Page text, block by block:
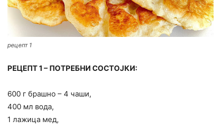
рецепт 1
РЕЦЕПТ 1 – ПОТРЕБНИ СОСТОЈКИ:
600 г брашно – 4 чаши,
400 мл вода,
1 лажица мед,